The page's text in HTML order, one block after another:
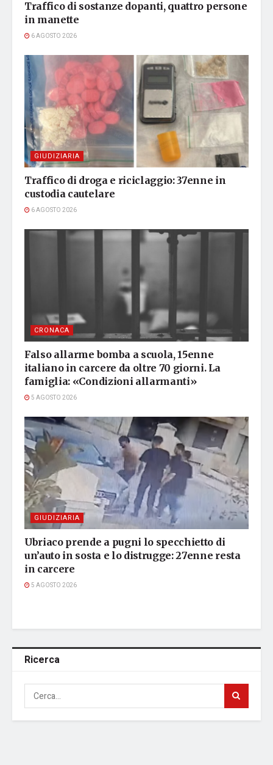
Traffico di sostanze dopanti, quattro persone
in manette
6 AGOSTO 2026
GIUDIZIARIA
Traffico di droga e riciclaggio: 37enne in
custodia cautelare
6 AGOSTO 2026
CRONACA
Falso allarme bomba a scuola, 15enne
italiano in carcere da oltre 70 giorni. La
famiglia: «Condizioni allarmanti»
5 AGOSTO 2026
GIUDIZIARIA
Ubriaco prende a pugni lo specchietto di
un’auto in sosta e lo distrugge: 27enne resta
in carcere
5 AGOSTO 2026
Ricerca